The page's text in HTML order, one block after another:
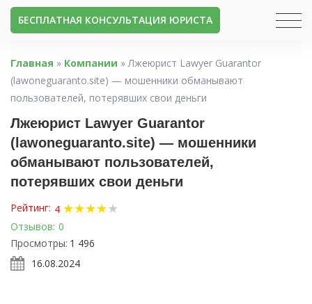
БЕСПЛАТНАЯ КОНСУЛЬТАЦИЯ ЮРИСТА
Главная » Компании »Лжеюрист Lawyer Guarantor
(lawoneguaranto.site) — мошенники обманывают
пользователей, потерявших свои деньги
Лжеюрист Lawyer Guarantor
(lawoneguaranto.site) — мошенники
обманывают пользователей,
потерявших свои деньги
Рейтинг: 4 ★★★★★
Отзывов: 0
Просмотры: 1 496
16.08.2024